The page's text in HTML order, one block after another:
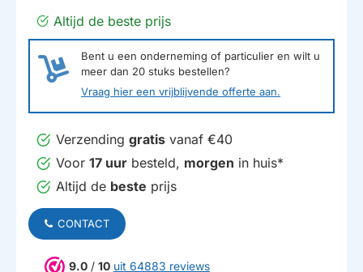
Altijd de beste prijs
Bent u een onderneming of particulier en wilt u
meer dan 20 stuks bestellen?
Vraag hier een vrijblijvende offerte aan.
Verzending gratis vanaf €40
Voor 17 uur besteld, morgen in huis*
Altijd de beste prijs
CONTACT
9.0 / 10 uit 64883 reviews